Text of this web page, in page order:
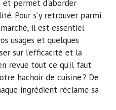
permet d’aborder
Pour s’y retrouver parmi
il est essentiel
usages et quelques
sur l’efficacité et la
revue tout ce qu’il faut
hachoir de cuisine ? De
ingrédient réclame sa